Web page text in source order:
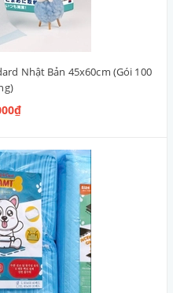
Nhật Bản 45x60cm (Gói 100